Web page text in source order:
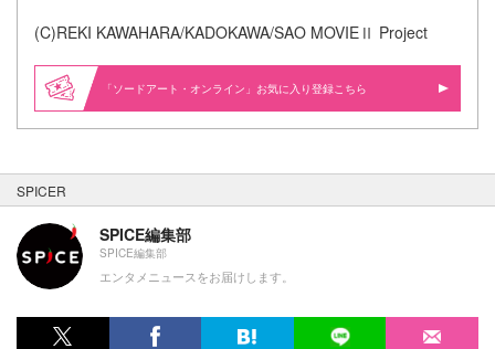
(C)REKI KAWAHARA/KADOKAWA/SAO MOVIEⅡ Project
「ソードアート・オンライン」お気に入り登録こちら
SPICER
SPICE編集部
SPICE編集部
エンタメニュースをお届けします。